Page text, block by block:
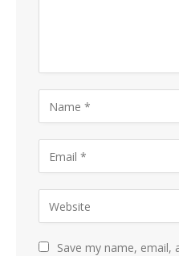
Save my name, email,